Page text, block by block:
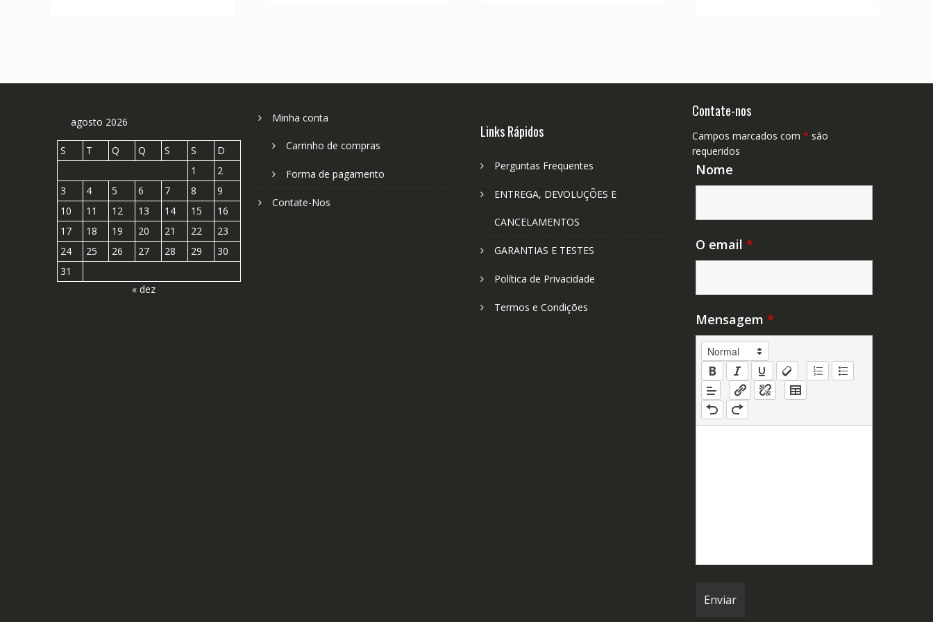
agosto 2026
S T Q Q S S
D
1
2
3
4 5 6 7 8
9
10
11 12 13 14 15
16
17
18 19 20 21 22
23
24
25 26 27 28 29
30
31
« dez
Minha conta
Carrinho de compras
Forma de pagamento
Contate-Nos
Links Rápidos
Perguntas Frequentes
ENTREGA, DEVOLUÇÕES E
CANCELAMENTOS
GARANTIAS E TESTES
Política de Privacidade
Termos e Condições
Contate-nos
Campos marcados com * são
requeridos
Nome
O email *
Mensagem *